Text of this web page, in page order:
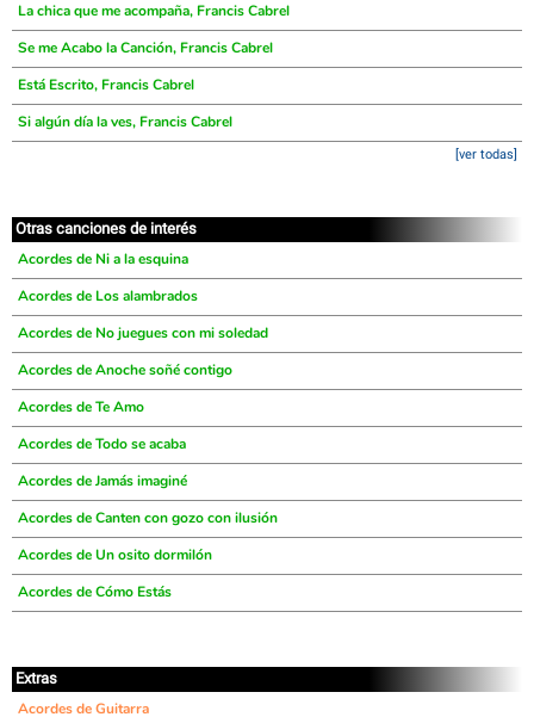
La chica que me acompaña, Francis Cabrel
Se me Acabo la Canción, Francis Cabrel
Está Escrito, Francis Cabrel
Si algún día la ves, Francis Cabrel
[ver todas]
Otras canciones de interés
Acordes de Ni a la esquina
Acordes de Los alambrados
Acordes de No juegues con mi soledad
Acordes de Anoche soñé contigo
Acordes de Te Amo
Acordes de Todo se acaba
Acordes de Jamás imaginé
Acordes de Canten con gozo con ilusión
Acordes de Un osito dormilón
Acordes de Cómo Estás
Extras
Acordes de Guitarra